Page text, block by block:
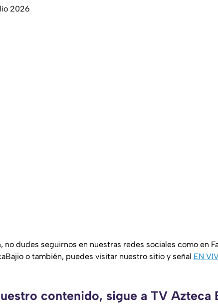
2026
no dudes seguirnos en nuestras redes sociales como en
o también, puedes visitar nuestro sitio y señal EN
contenido, sigue a TV Azteca